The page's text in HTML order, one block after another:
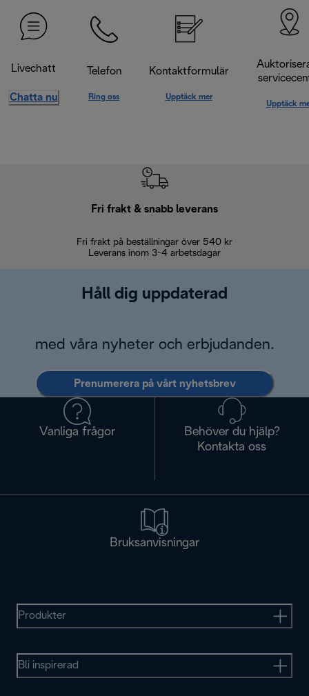
Livechatt
Chatta nu
Telefon
Ring oss
Kontaktformulär
Upptäck mer
Upptäck
Fri frakt & snabb leverans
Fri frakt på beställningar över 540 kr
Leverans inom 3-4 arbetsdagar
Håll dig uppdaterad
med våra nyheter och erbjudanden.
Prenumerera på vårt nyhetsbrev
Vanliga frågor
Behöver du hjälp?
Kontakta oss
Bruksanvisningar
Produkter
Bli inspirerad